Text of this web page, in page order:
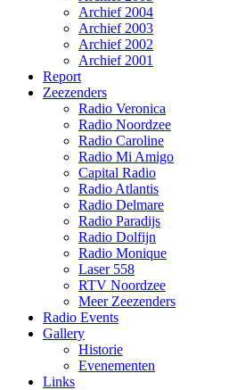
Archief 2004
Archief 2003
Archief 2002
Archief 2001
Report
Zeezenders
Radio Veronica
Radio Noordzee
Radio Caroline
Radio Mi Amigo
Capital Radio
Radio Atlantis
Radio Delmare
Radio Paradijs
Radio Dolfijn
Radio Monique
Laser 558
RTV Noordzee
Meer Zeezenders
Radio Events
Gallery
Historie
Evenementen
Links